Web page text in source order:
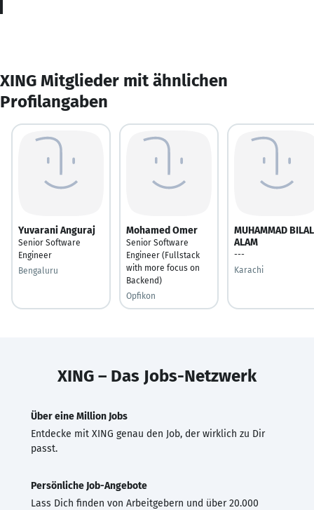
XING Mitglieder mit ähnlichen
Profilangaben
Yuvarani Anguraj
Senior Software
Engineer
Bengaluru
Mohamed Omer
Senior Software
Engineer (Fullstack
with more focus on
Backend)
Opfikon
MUHAMMAD BILAL
ALAM
---
Karachi
XING – Das Jobs-Netzwerk
Über eine Million Jobs
Entdecke mit XING genau den Job, der wirklich zu Dir
passt.
Persönliche Job-Angebote
Lass Dich finden von Arbeitgebern und über 20.000